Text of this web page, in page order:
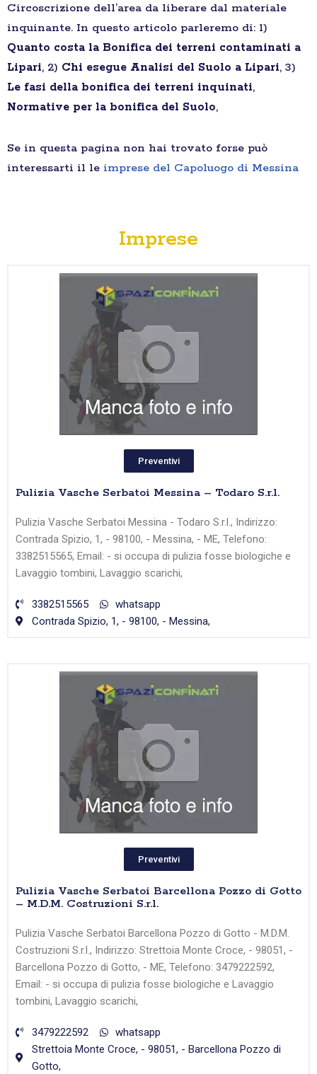
Circoscrizione dell’area da liberare dal materiale
inquinante. In questo articolo parleremo di: 1)
Quanto costa la Bonifica dei terreni contaminati a
Lipari, 2) Chi esegue Analisi del Suolo a Lipari, 3)
Le fasi della bonifica dei terreni inquinati,
Normative per la bonifica del Suolo,
Se in questa pagina non hai trovato forse può
interessarti il le imprese del Capoluogo di Messina
Imprese
Preventivi
Pulizia Vasche Serbatoi Messina – Todaro S.r.l.
Pulizia Vasche Serbatoi Messina - Todaro S.r.l., Indirizzo:
Contrada Spizio, 1, - 98100, - Messina, - ME, Telefono:
3382515565, Email: - si occupa di pulizia fosse biologiche e
Lavaggio tombini, Lavaggio scarichi,
3382515565
whatsapp
Contrada Spizio, 1, - 98100, - Messina,
Preventivi
Pulizia Vasche Serbatoi Barcellona Pozzo di Gotto
– M.D.M. Costruzioni S.r.l.
Pulizia Vasche Serbatoi Barcellona Pozzo di Gotto - M.D.M.
Costruzioni S.r.l., Indirizzo: Strettoia Monte Croce, - 98051, -
Barcellona Pozzo di Gotto, - ME, Telefono: 3479222592,
Email: - si occupa di pulizia fosse biologiche e Lavaggio
tombini, Lavaggio scarichi,
3479222592
whatsapp
Strettoia Monte Croce, - 98051, - Barcellona Pozzo di
Gotto,